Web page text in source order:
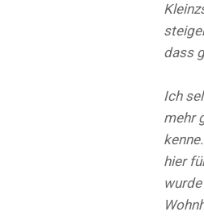
dass
Ich
mehr
hier